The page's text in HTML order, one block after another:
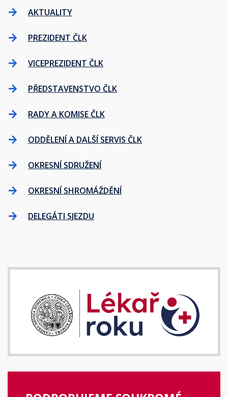
AKTUALITY
PREZIDENT ČLK
VICEPREZIDENT ČLK
PŘEDSTAVENSTVO ČLK
RADY A KOMISE ČLK
ODDĚLENÍ A DALŠÍ SERVIS ČLK
OKRESNÍ SDRUŽENÍ
OKRESNÍ SHROMÁŽDĚNÍ
DELEGÁTI SJEZDU